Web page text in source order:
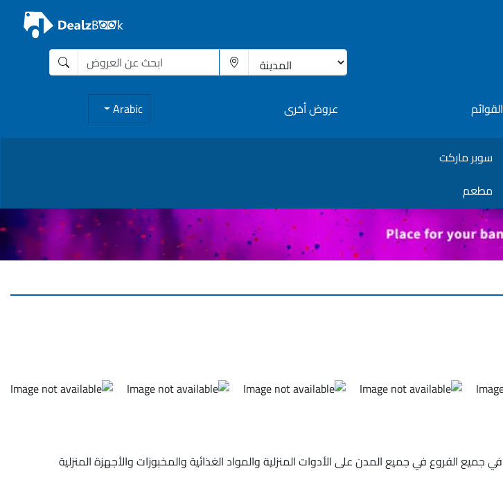
القوائم عروض أخرى Arabic
سوبر ماركت
مطعم
اكتشف أحدث العروض والخصومات من نستو في الإمارات من ٢٠ مارس ٢٠٢٤ حتى ٢٠ مارس ٢٠٢٤ في جميع الفروع في جميع المدن على الأدوات المنزلية والمواد الغذائية والمخبوزات والأجهزة المنزلية